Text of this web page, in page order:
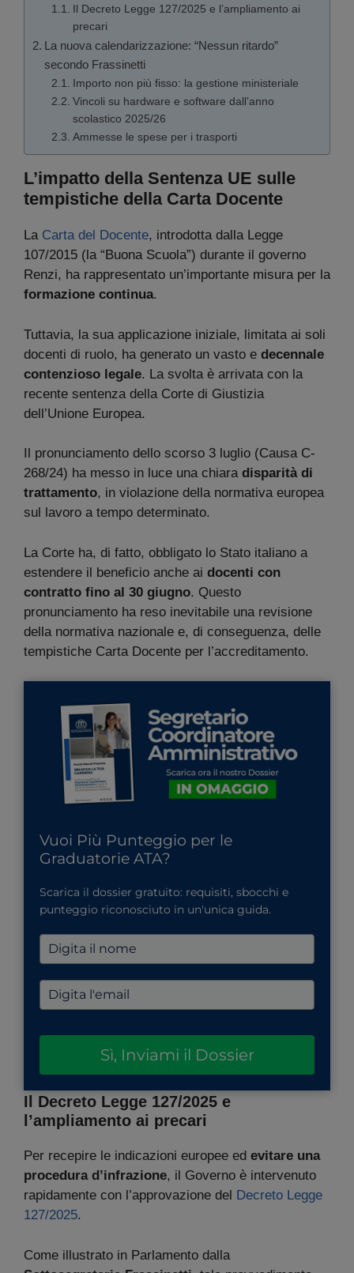
Il Decreto Legge 127/2025 e l’ampliamento ai
precari
La nuova calendarizzazione: “Nessun ritardo”
secondo Frassinetti
Importo non più fisso: la gestione ministeriale
Vincoli su hardware e software dall’anno
scolastico 2025/26
Ammesse le spese per i trasporti
L’impatto della Sentenza UE sulle
tempistiche della Carta Docente
La Carta del Docente, introdotta dalla Legge
107/2015 (la “Buona Scuola”) durante il governo
Renzi, ha rappresentato un’importante misura per la
formazione continua.
Tuttavia, la sua applicazione iniziale, limitata ai soli
docenti di ruolo, ha generato un vasto e decennale
contenzioso legale. La svolta è arrivata con la
recente sentenza della Corte di Giustizia
dell’Unione Europea.
Il pronunciamento dello scorso 3 luglio (Causa C-
268/24) ha messo in luce una chiara disparità di
trattamento, in violazione della normativa europea
sul lavoro a tempo determinato.
La Corte ha, di fatto, obbligato lo Stato italiano a
estendere il beneficio anche ai docenti con
contratto fino al 30 giugno. Questo
pronunciamento ha reso inevitabile una revisione
della normativa nazionale e, di conseguenza, delle
tempistiche Carta Docente per l’accreditamento.
Vuoi Più Punteggio per le
Graduatorie ATA?
Scarica il dossier gratuito: requisiti, sbocchi e
punteggio riconosciuto in un'unica guida.
Sì, Inviami il Dossier
Il Decreto Legge 127/2025 e
l’ampliamento ai precari
Per recepire le indicazioni europee ed evitare una
procedura d’infrazione, il Governo è intervenuto
rapidamente con l’approvazione del
Decreto Legge
127/2025.
Come illustrato in Parlamento dalla